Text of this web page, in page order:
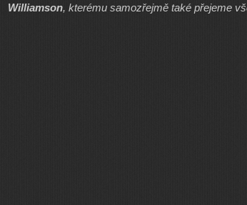
Williamson, kterému samozřejmě také přejeme